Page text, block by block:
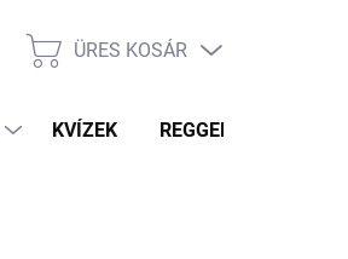
KOSÁR
ÜRES KOSÁR
KVÍZEK REGGELI PRÓFÉTA